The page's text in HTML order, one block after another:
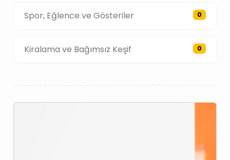
Spor, Eğlence ve Gösteriler 0
Kiralama ve Bağımsız Keşif 0